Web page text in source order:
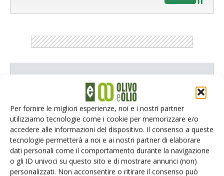
Per fornire le migliori esperienze, noi e i nostri partner
utilizziamo tecnologie come i cookie per memorizzare e/o
accedere alle informazioni del dispositivo. Il consenso a queste
tecnologie permetterà a noi e ai nostri partner di elaborare
dati personali come il comportamento durante la navigazione
o gli ID univoci su questo sito e di mostrare annunci (non)
personalizzati. Non acconsentire o ritirare il consenso può
Catalogo Aziende e Prodotti
Un modo semplice per cercare un'azienda o un
prodotto!
Cerca adesso